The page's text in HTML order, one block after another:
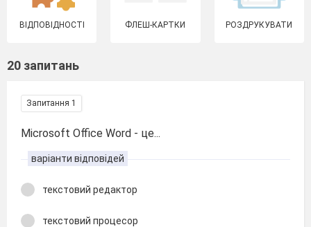
ВІДПОВІДНОСТІ ФЛЕШ-КАРТКИ РОЗДРУКУВАТИ
20 запитань
Запитання 1
Microsoft Office Word - це...
варіанти відповідей
текстовий редактор
текстовий процесор